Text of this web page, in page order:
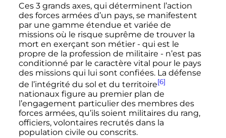
Ces 3 grands axes, qui déterminent l’action
des forces armées d’un pays, se manifestent
par une gamme étendue et variée de
missions où le risque suprême de trouver la
mort en exerçant son métier - qui est le
propre de la profession de militaire - n’est pas
conditionné par le caractère vital pour le pays
des missions qui lui sont confiées. La défense
de l’intégrité du sol et du territoire[6]
nationaux figure au premier plan de
l’engagement particulier des membres des
forces armées, qu’ils soient militaires du rang,
officiers, volontaires recrutés dans la
population civile ou conscrits.